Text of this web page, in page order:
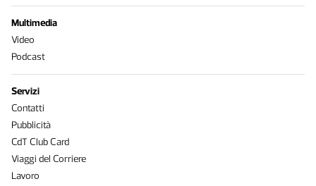
Multimedia
Video
Podcast
Servizi
Contatti
Pubblicità
CdT Club Card
Viaggi del Corriere
Lavoro